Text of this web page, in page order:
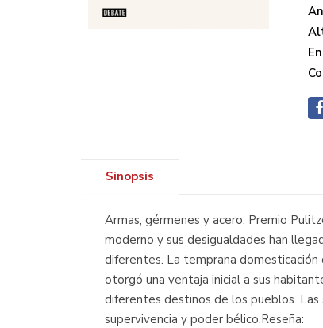
Sinopsis
Armas, gérmenes y acero, Premio
moderno y sus desigualdades han
diferentes. La temprana
otorgó una ventaja inicial a sus
diferentes destinos de los pueblos.
supervivencia y poder bélico.Reseña: